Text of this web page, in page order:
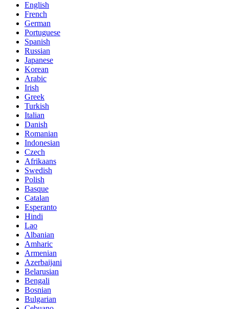
English
French
German
Portuguese
Spanish
Russian
Japanese
Korean
Arabic
Irish
Greek
Turkish
Italian
Danish
Romanian
Indonesian
Czech
Afrikaans
Swedish
Polish
Basque
Catalan
Esperanto
Hindi
Lao
Albanian
Amharic
Armenian
Azerbaijani
Belarusian
Bengali
Bosnian
Bulgarian